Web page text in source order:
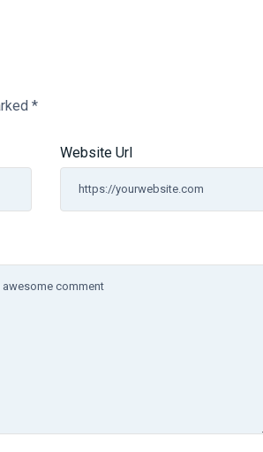
*
Website Url